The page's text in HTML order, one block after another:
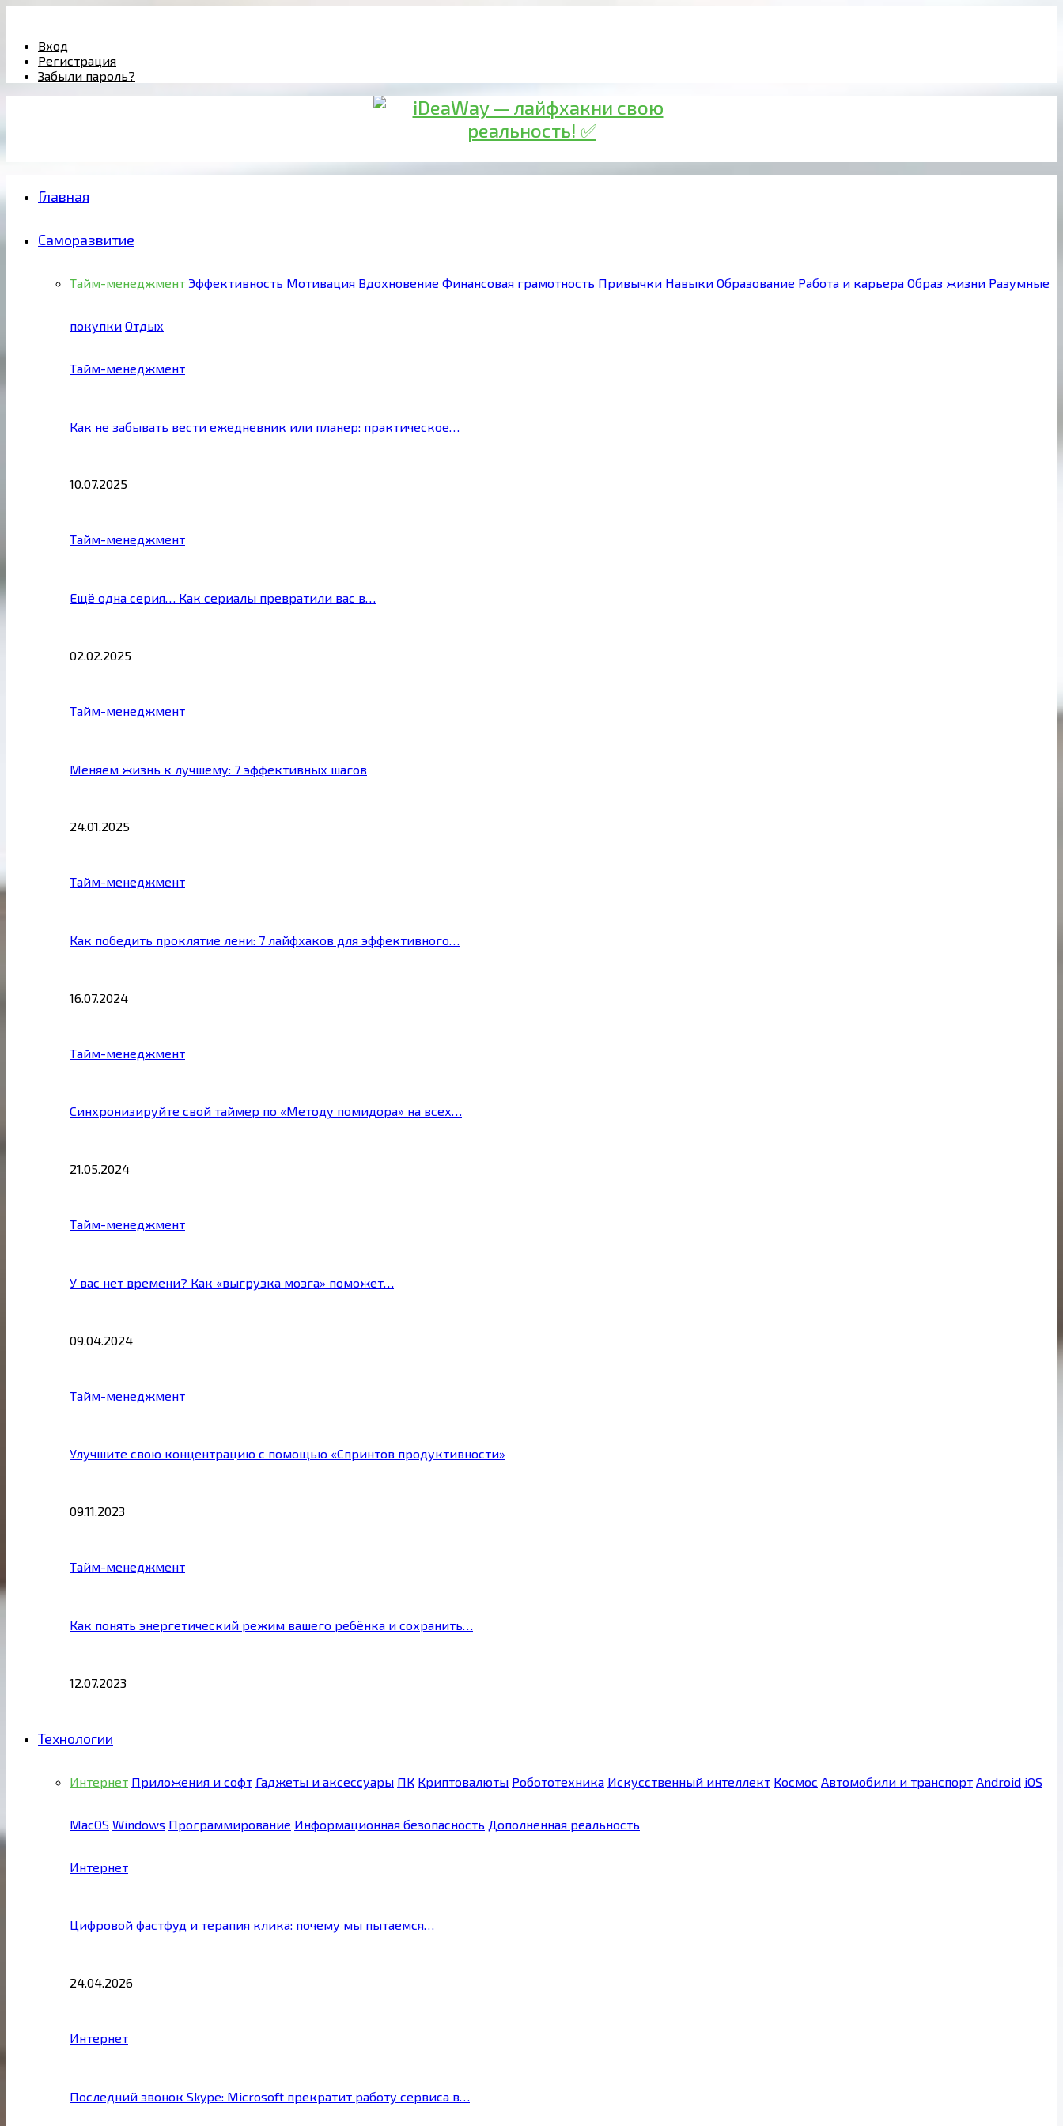
Вход
Регистрация
Забыли пароль?
Главная
Саморазвитие
Тайм-менеджмент Эффективность Мотивация Вдохновение Финансовая грамотность Привычки Навыки Образование Работа и карьера Образ жизни Разумные
покупки Отдых
Тайм-менеджмент
Как не забывать вести ежедневник или планер: практическое…
10.07.2025
Тайм-менеджмент
Ещё одна серия… Как сериалы превратили вас в…
02.02.2025
Тайм-менеджмент
Меняем жизнь к лучшему: 7 эффективных шагов
24.01.2025
Тайм-менеджмент
Как победить проклятие лени: 7 лайфхаков для эффективного…
16.07.2024
Тайм-менеджмент
Синхронизируйте свой таймер по «Методу помидора» на всех…
21.05.2024
Тайм-менеджмент
У вас нет времени? Как «выгрузка мозга» поможет…
09.04.2024
Тайм-менеджмент
Улучшите свою концентрацию с помощью «Спринтов продуктивности»
09.11.2023
Тайм-менеджмент
Как понять энергетический режим вашего ребёнка и сохранить…
12.07.2023
Технологии
Интернет Приложения и софт Гаджеты и аксессуары ПК Криптовалюты Робототехника Искусственный интеллект Космос Автомобили и транспорт Android iOS
MacOS Windows Программирование Информационная безопасность Дополненная реальность
Интернет
Цифровой фастфуд и терапия клика: почему мы пытаемся…
24.04.2026
Интернет
Последний звонок Skype: Microsoft прекратит работу сервиса в…